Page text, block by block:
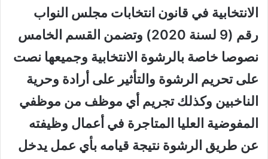
الانتخابية في قانون انتخابات مجلس النواب
رقم (9 لسنة 2020) وتضمن القسم الخامس
نصوصا خاصة بالرشوة الانتخابية وجميعها نصت
على تحريم الرشوة والتأثير على أرادة وحرية
الناخبين وكذلك تجريم أي موظف من موظفي
المفوضية العليا المتاجرة في أعمال وظيفته
عن طريق الرشوة نتيجة قيامه بأي عمل يدخل